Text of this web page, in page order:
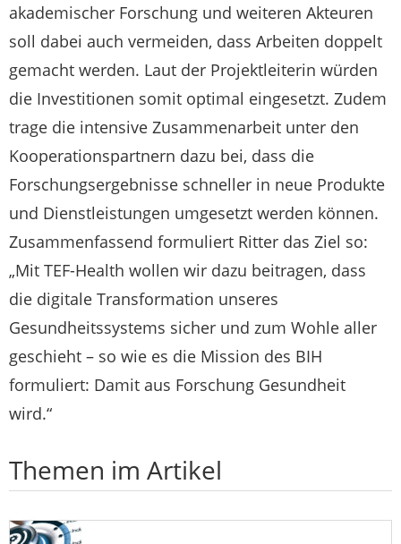
akademischer Forschung und weiteren Akteuren
soll dabei auch vermeiden, dass Arbeiten doppelt
gemacht werden. Laut der Projektleiterin würden
die Investitionen somit optimal eingesetzt. Zudem
trage die intensive Zusammenarbeit unter den
Kooperationspartnern dazu bei, dass die
Forschungsergebnisse schneller in neue Produkte
und Dienstleistungen umgesetzt werden können.
Zusammenfassend formuliert Ritter das Ziel so:
„Mit TEF-Health wollen wir dazu beitragen, dass
die digitale Transformation unseres
Gesundheitssystems sicher und zum Wohle aller
geschieht – so wie es die Mission des BIH
formuliert: Damit aus Forschung Gesundheit
wird.“
Themen im Artikel